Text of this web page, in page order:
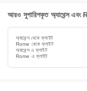
আরও সুপারিশকৃত অ্যাথেন্স এবং
অ্যাথেন্স থেকে ফ্লাইট
Rome থেকে ফ্লাইট
অ্যাথেন্স এ ফ্লাইট
Rome এ ফ্লাইট